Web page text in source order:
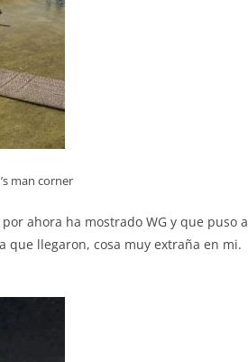
man corner
ahora ha mostrado WG y que puso a
que llegaron, cosa muy extraña en mi.